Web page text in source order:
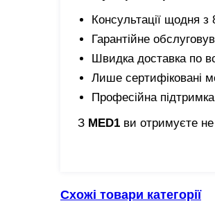
Консультації щодня з
Гарантійне
Швидка доставка по
Лише сертифіковані
Професійна
З MED1 ви отримуєте не
Схожі товари категорії